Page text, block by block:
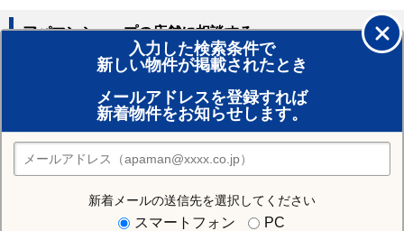
入力した検索条件で
新しい物件が掲載されたとき
メールアドレスを登録すれば
新着物件をお知らせします。
新着メールの送信先を選択してください
スマートフォン PC
アパマンショップの店舗に相談する
賃貸のプロがお部屋探し！
おまかせ物件リクエスト
住みたい街の店舗を探す
店舗検索
住む街研究所で盛岡市の情報を見る